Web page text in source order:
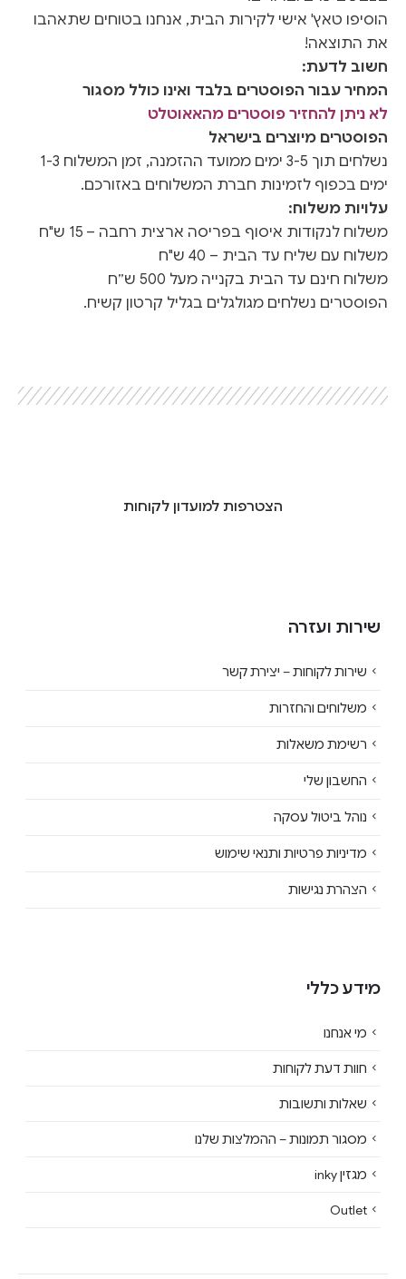
הוסיפו טאץ' אישי לקירות הבית, אנחנו בטוחים שתאהבו
את התוצאה!
חשוב לדעת:
המחיר עבור הפוסטרים בלבד ואינו כולל מסגור
לא ניתן להחזיר פוסטרים מהאאוטלט
הפוסטרים מיוצרים בישראל
נשלחים תוך 3-5 ימים ממועד ההזמנה, זמן המשלוח 1-3
ימים בכפוף לזמינות חברת המשלוחים באזורכם.
עלויות משלוח:
משלוח לנקודות איסוף בפריסה ארצית רחבה – 15 ש"ח
משלוח עם שליח עד הבית – 40 ש"ח
משלוח חינם עד הבית בקנייה מעל 500 ש״ח
הפוסטרים נשלחים מגולגלים בגליל קרטון קשיח.
הצטרפות למועדון לקוחות
שירות ועזרה
שירות לקוחות – יצירת קשר
משלוחים והחזרות
רשימת משאלות
החשבון שלי
נוהל ביטול עסקה
מדיניות פרטיות ותנאי שימוש
הצהרת נגישות
מידע כללי
מי אנחנו
חוות דעת לקוחות
שאלות ותשובות
מסגור תמונות – ההמלצות שלנו
מגזין inky
Outlet